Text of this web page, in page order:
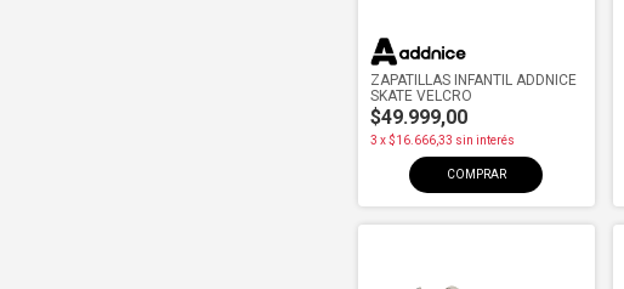
ZAPATILLAS INFANTIL ADDNICE
SKATE VELCRO
$49.999,00
3 x$16.666,33 sin interés
COMPRAR